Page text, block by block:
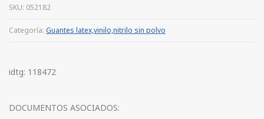
SKU: 052182
Categoría: Guantes latex,vinilo,nitrilo sin polvo
idtg: 118472
DOCUMENTOS ASOCIADOS: